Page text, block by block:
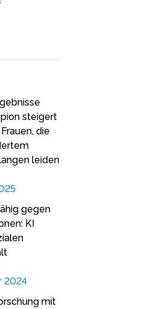
steigert
die
leiden
gegen
KI
2024
mit